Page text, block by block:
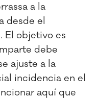
a la
desde el
El objetivo es
debe
ajuste a la
incidencia en el
aquí que